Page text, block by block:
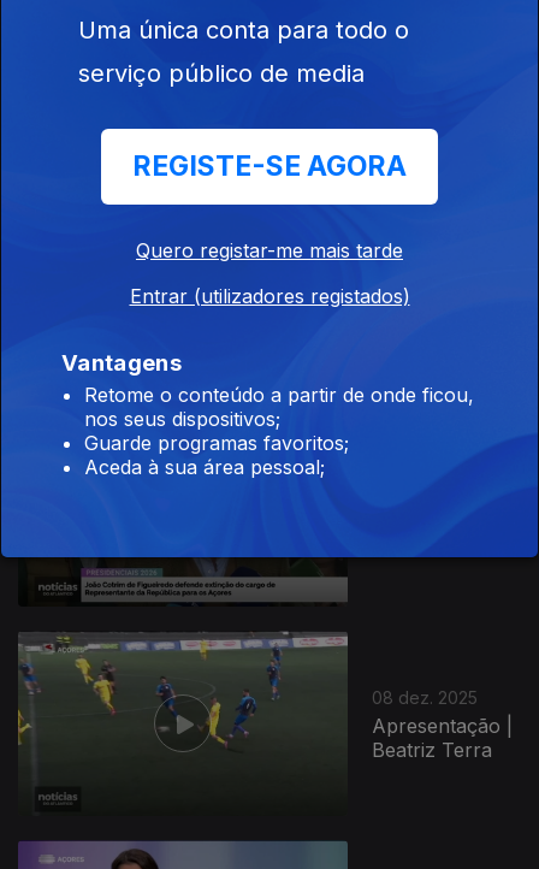
Apresentação |
08 dez. 2025
Apresentação |
Beatriz Terra
894476
Uma única conta para todo o
serviço público de media
REGISTE-SE AGORA
Quero registar-me mais tarde
Entrar (utilizadores registados)
Vantagens
Retome o conteúdo a partir de onde ficou,
nos seus dispositivos;
Guarde programas favoritos;
Aceda à sua área pessoal;